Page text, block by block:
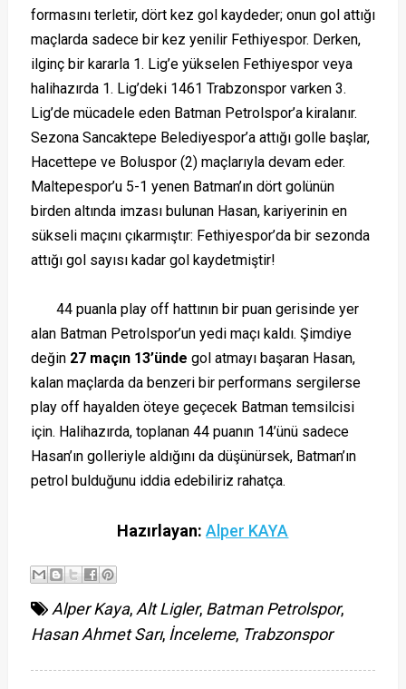
formasını terletir, dört kez gol kaydeder; onun gol attığı
maçlarda sadece bir kez yenilir Fethiyespor. Derken,
ilginç bir kararla 1. Lig’e yükselen Fethiyespor veya
halihazırda 1. Lig’deki 1461 Trabzonspor varken 3.
Lig’de mücadele eden Batman Petrolspor’a kiralanır.
Sezona Sancaktepe Belediyespor’a attığı golle başlar,
Hacettepe ve Boluspor (2) maçlarıyla devam eder.
Maltepespor’u 5-1 yenen Batman’ın dört golünün
birden altında imzası bulunan Hasan, kariyerinin en
sükseli maçını çıkarmıştır: Fethiyespor’da bir sezonda
attığı gol sayısı kadar gol kaydetmiştir!
44 puanla play off hattının bir puan gerisinde yer
alan Batman Petrolspor’un yedi maçı kaldı. Şimdiye
değin 27 maçın 13’ünde gol atmayı başaran Hasan,
kalan maçlarda da benzeri bir performans sergilerse
play off hayalden öteye geçecek Batman temsilcisi
için. Halihazırda, toplanan 44 puanın 14’ünü sadece
Hasan’ın golleriyle aldığını da düşünürsek, Batman’ın
petrol bulduğunu iddia edebiliriz rahatça.
Hazırlayan:Alper KAYA
Alper Kaya, Alt Ligler, Batman Petrolspor,
Hasan Ahmet Sarı, İnceleme, Trabzonspor